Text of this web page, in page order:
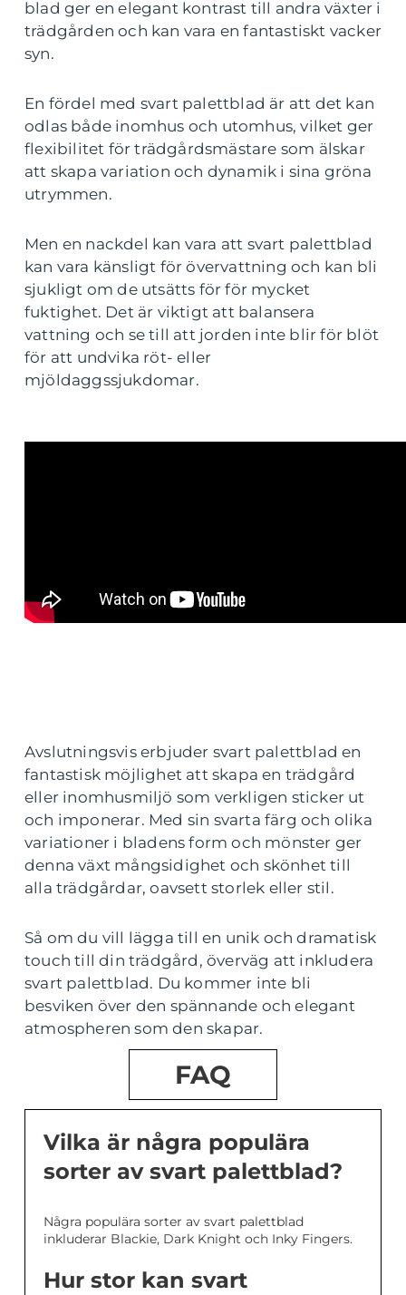
blad ger en elegant kontrast till andra växter i
trädgården och kan vara en fantastiskt vacker
syn.
En fördel med svart palettblad är att det kan
odlas både inomhus och utomhus, vilket ger
flexibilitet för trädgårdsmästare som älskar
att skapa variation och dynamik i sina gröna
utrymmen.
Men en nackdel kan vara att svart palettblad
kan vara känsligt för övervattning och kan bli
sjukligt om de utsätts för för mycket
fuktighet. Det är viktigt att balansera
vattning och se till att jorden inte blir för blöt
för att undvika röt- eller
mjöldaggssjukdomar.
Avslutningsvis erbjuder svart palettblad en
fantastisk möjlighet att skapa en trädgård
eller inomhusmiljö som verkligen sticker ut
och imponerar. Med sin svarta färg och olika
variationer i bladens form och mönster ger
denna växt mångsidighet och skönhet till
alla trädgårdar, oavsett storlek eller stil.
Så om du vill lägga till en unik och dramatisk
touch till din trädgård, överväg att inkludera
svart palettblad. Du kommer inte bli
besviken över den spännande och elegant
atmospheren som den skapar.
FAQ
Vilka är några populära
sorter av svart palettblad?
Några populära sorter av svart palettblad
inkluderar Blackie, Dark Knight och Inky Fingers.
Hur stor kan svart